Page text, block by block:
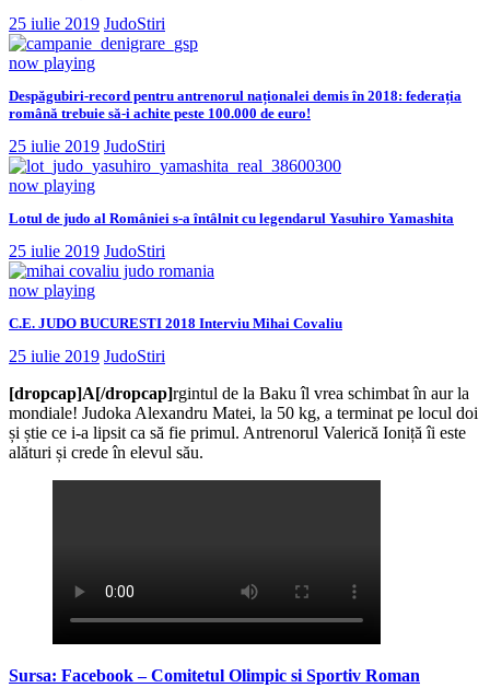
25 iulie 2019 JudoStiri
now playing
Despăgubiri-record pentru antrenorul naționalei demis în 2018: federația
română trebuie să-i achite peste 100.000 de euro!
25 iulie 2019 JudoStiri
now playing
Lotul de judo al României s-a întâlnit cu legendarul Yasuhiro Yamashita
25 iulie 2019 JudoStiri
now playing
C.E. JUDO BUCURESTI 2018 Interviu Mihai Covaliu
25 iulie 2019 JudoStiri
[dropcap]A[/dropcap]rgintul de la Baku îl vrea schimbat în aur la
mondiale! Judoka Alexandru Matei, la 50 kg, a terminat pe locul doi
și știe ce i-a lipsit ca să fie primul. Antrenorul Valerică Ioniță îi este
alături și crede în elevul său.
Sursa: Facebook – Comitetul Olimpic si Sportiv Roman